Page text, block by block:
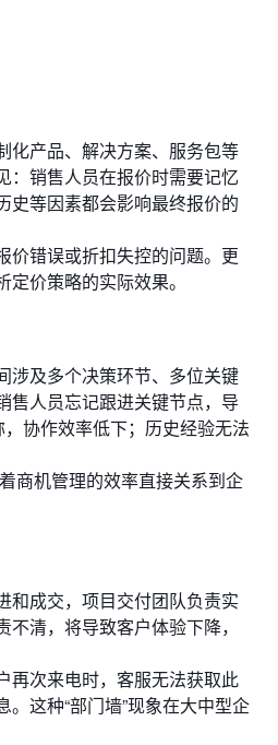
化产品、解决方案、服务包等
：销售人员在报价时需要记忆
史等因素都会影响最终报价的
价错误或折扣失控的问题。更
价策略的实际效果。
涉及多个决策环节、多位关键
售人员忘记跟进关键节点，导
协作效率低下；历史经验无法
商机管理的效率直接关系到企
和成交，项目交付团队负责实
清，将导致客户体验下降，
再次来电时，客服无法获取此
这种“部门墙”现象在大中型企